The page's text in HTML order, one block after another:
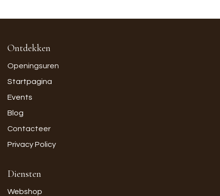
Ontdekken
Openingsuren
Startpagina
Events
Blog
Contacteer
Privacy Policy
Diensten
Webshop